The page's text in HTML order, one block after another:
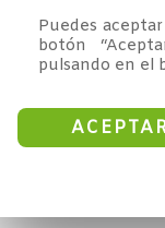
Puedes
botón
pulsando en el